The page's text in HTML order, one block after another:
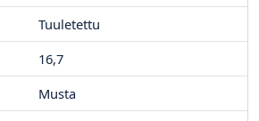
Tuuletettu
16,7
Musta